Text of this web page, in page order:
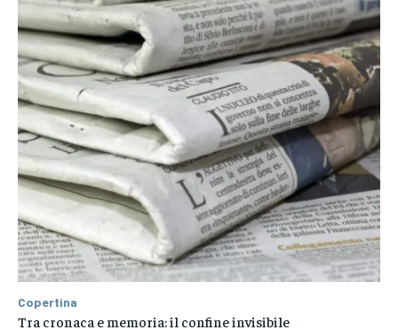
Copertina
Tra cronaca e memoria: il confine invisibile